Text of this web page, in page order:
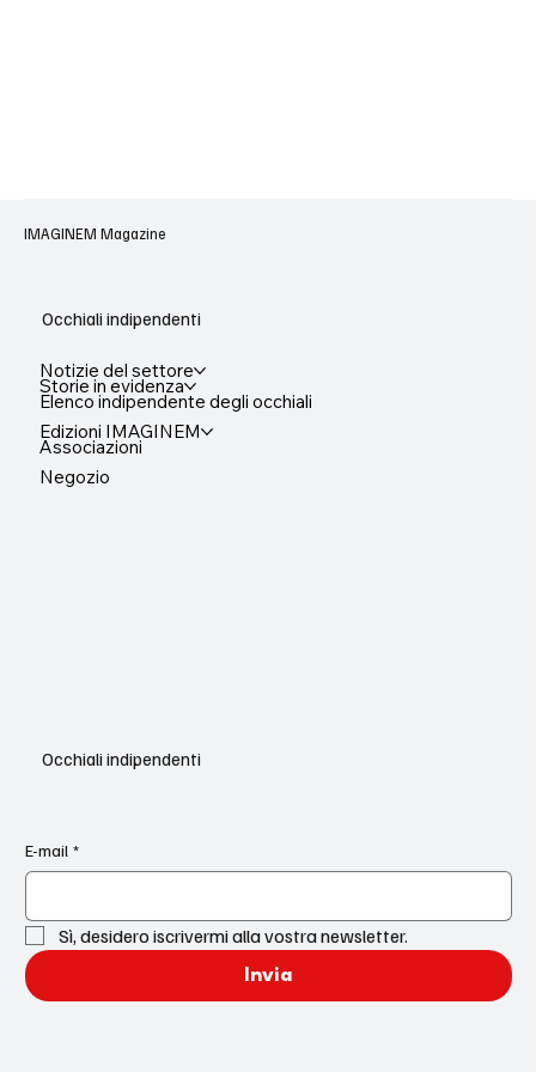
IMAGINEM Magazine
Occhiali indipendenti
Occhiali indipendenti
Notizie del settore
Storie in evidenza
Elenco indipendente degli occhiali
Edizioni IMAGINEM
Associazioni
Negozio
E-mail *
Sì, desidero iscrivermi alla vostra newsletter.
Invia